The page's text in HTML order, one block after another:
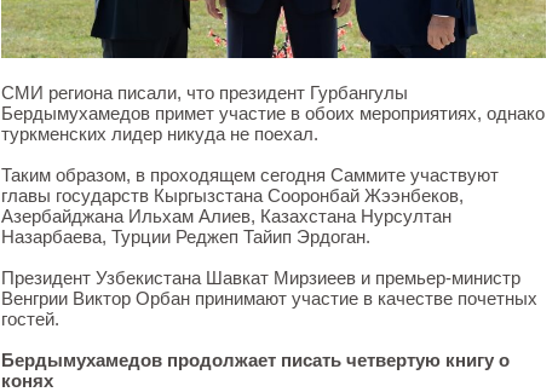
СМИ региона писали, что президент Гурбангулы
Бердымухамедов примет участие в обоих мероприятиях, однако
туркменских лидер никуда не поехал.
Таким образом, в проходящем сегодня Саммите участвуют
главы государств Кыргызстана Сооронбай Жээнбеков,
Азербайджана Ильхам Алиев, Казахстана Нурсултан
Назарбаева, Турции Реджеп Тайип Эрдоган.
Президент Узбекистана Шавкат Мирзиеев и премьер-министр
Венгрии Виктор Орбан принимают участие в качестве почетных
гостей.
Бердымухамедов продолжает писать четвертую книгу о
конях